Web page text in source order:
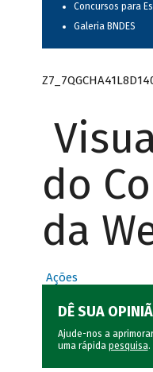
Concursos para
Galeria BNDES
do
da
Ações
DÊ SUA
Ajude-nos a
uma rápida pesquisa.